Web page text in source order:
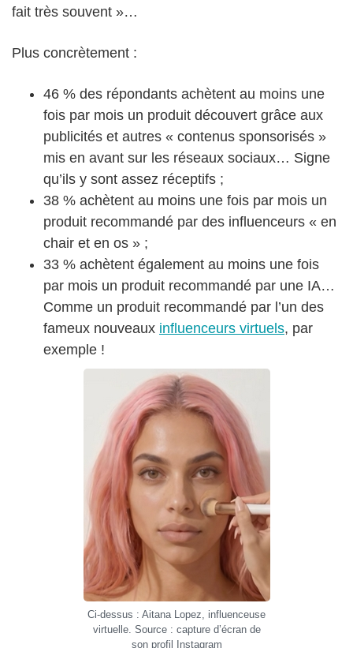
fait très souvent »…
Plus concrètement :
46 % des répondants achètent au moins une
fois par mois un produit découvert grâce aux
publicités et autres « contenus sponsorisés »
mis en avant sur les réseaux sociaux… Signe
qu’ils y sont assez réceptifs ;
38 % achètent au moins une fois par mois un
produit recommandé par des influenceurs « en
chair et en os » ;
33 % achètent également au moins une fois
par mois un produit recommandé par une IA…
Comme un produit recommandé par l’un des
fameux nouveaux influenceurs virtuels, par
exemple !
Ci-dessus : Aitana Lopez, influenceuse
virtuelle. Source : capture d’écran de
son profil Instagram